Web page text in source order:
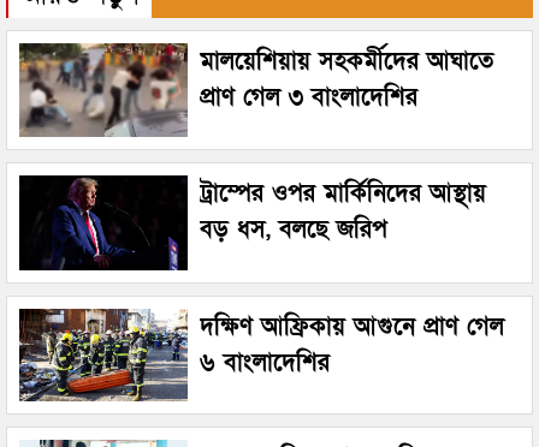
মালয়েশিয়ায় সহকর্মীদের আঘাতে
প্রাণ গেল ৩ বাংলাদেশির
ট্রাম্পের ওপর মার্কিনিদের আস্থায়
বড় ধস, বলছে জরিপ
দক্ষিণ আফ্রিকায় আগুনে প্রাণ গেল
৬ বাংলাদেশির